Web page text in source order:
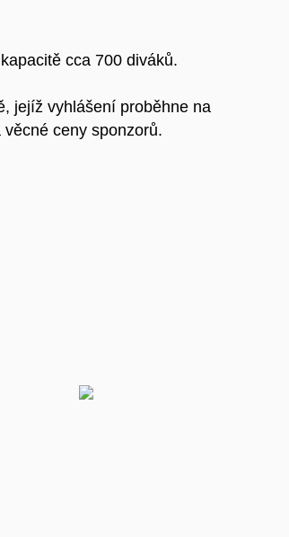
cca 700 diváků.
jejíž vyhlášení proběhne na
ceny sponzorů.